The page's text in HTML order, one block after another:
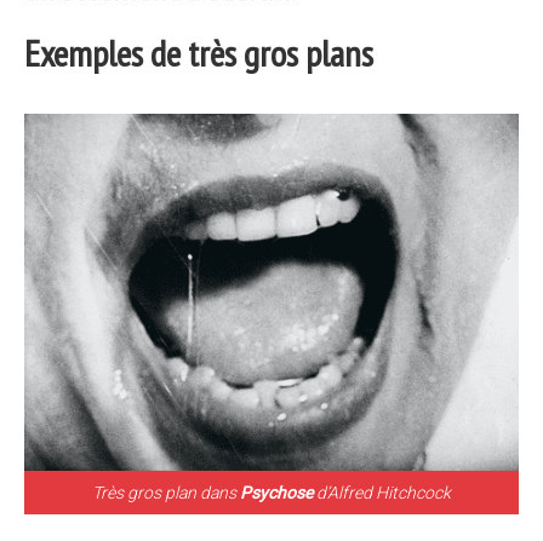
Exemples de très gros plans
Très gros plan dansPsychosed’Alfred Hitchcock